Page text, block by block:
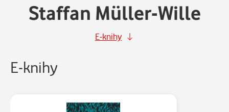
Staffan Müller-Wille
E-knihy
E-knihy